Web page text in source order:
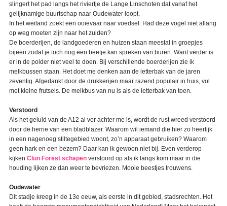
slingert het pad langs het riviertje de Lange Linschoten dat vanaf het
gelijknamige buurtschap naar Oudewater loopt.
In het weiland zoekt een ooievaar naar voedsel. Had deze vogel niet allang
op weg moeten zijn naar het zuiden?
De boerderijen, de landgoederen en huizen staan meestal in groepjes
bijeen zodat je toch nog een beetje kan spreken van buren. Want verder is
er in de polder niet veel te doen. Bij verschillende boerderijen zie ik
melkbussen staan. Het doet me denken aan de letterbak van de jaren
zeventig. Afgedankt door de drukkerijen maar razend populair in huis, vol
met kleine frutsels. De melkbus van nu is als de letterbak van toen.
Verstoord
Als het geluid van de A12 al ver achter me is, wordt de rust wreed verstoord
door de herrie van een bladblazer. Waarom wil iemand die hier zo heerlijk
in een nagenoeg stiltegebied woont, zo’n apparaat gebruiken? Waarom
geen hark en een bezem? Daar kan ik gewoon niet bij. Even verderop
kijken Clun Forest schapen verstoord op als ik langs kom maar in die
houding lijken ze dan weer te bevriezen. Mooie beestjes trouwens.
Oudewater
Dit stadje kreeg in de 13e eeuw, als eerste in dit gebied, stadsrechten. Het